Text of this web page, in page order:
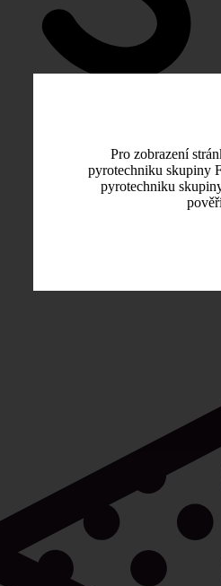
Pro zobrazení
pyrotechniku skupiny
pyrotechniku